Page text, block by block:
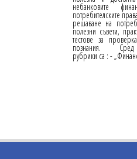
небанковите
потребителските
решаване на
полезни съвети,
тестове за
познания. Сред
рубрики са : -